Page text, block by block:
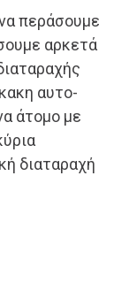
περάσουμε
αρκετά
αυτο-
άτομο με
διαταραχή